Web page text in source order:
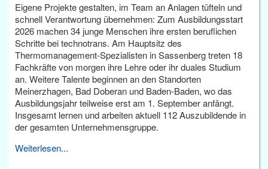
Eigene Projekte gestalten, im Team an Anlagen tüfteln und
schnell Verantwortung übernehmen: Zum Ausbildungsstart
2026 machen 34 junge Menschen ihre ersten beruflichen
Schritte bei technotrans. Am Hauptsitz des
Thermomanagement-Spezialisten in Sassenberg treten 18
Fachkräfte von morgen ihre Lehre oder ihr duales Studium
an. Weitere Talente beginnen an den Standorten
Meinerzhagen, Bad Doberan und Baden-Baden, wo das
Ausbildungsjahr teilweise erst am 1. September anfängt.
Insgesamt lernen und arbeiten aktuell 112 Auszubildende in
der gesamten Unternehmensgruppe.
Weiterlesen...